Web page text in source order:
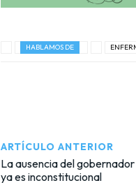
HABLAMOS DE
ARTÍCULO ANTERIOR
La ausencia del
ya es inconstitucional